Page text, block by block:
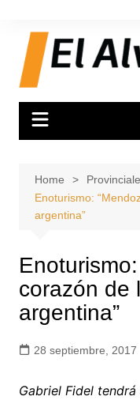
content
Home
Enoturismo:
argentina”
corazón de
argentina”
28 septiembre, 2017
Gabriel Fidel